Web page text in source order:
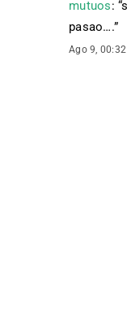
mutuos: “
pasao….”
Ago 9, 00:32